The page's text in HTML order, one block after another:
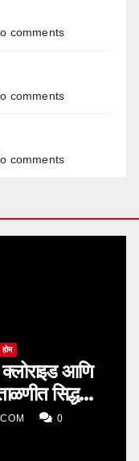
comments
comments
comments
होम
आणि
सिद्ध
0